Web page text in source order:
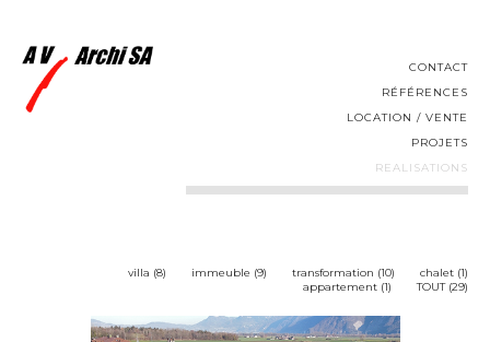
CONTACT
RÉFÉRENCES
LOCATION / VENTE
PROJETS
REALISATIONS
villa (8) immeuble (9) transformation (10)
chalet (1)
appartement (1)
TOUT (29)